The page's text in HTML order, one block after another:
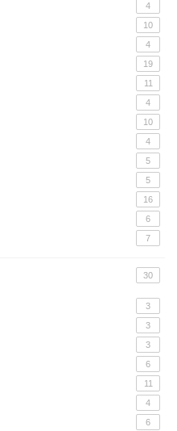
4
10
4
19
11
4
10
4
5
5
16
6
7
30
3
3
3
6
11
4
6